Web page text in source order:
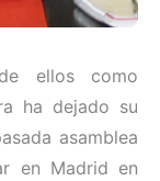
ellos como
ha dejado su
asamblea
en Madrid en